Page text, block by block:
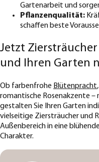
Gartenarbeit und
Pflanzenqualität:
schaffen beste
Jetzt
und Ihren Garten
Ob farbenfrohe Blütenpracht
romantische Rosenakzente
gestalten Sie Ihren Garten
vielseitige Ziersträucher und
Außenbereich in eine
Charakter.